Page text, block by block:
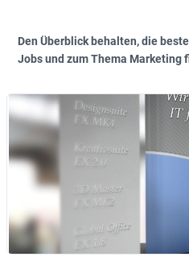
Den Überblick behalten, die
Jobs und zum Thema Marketing